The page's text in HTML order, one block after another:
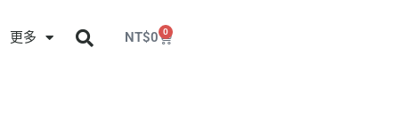
更多 NT$0 0